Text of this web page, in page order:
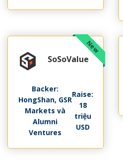
SoSoValue
Backer:
HongShan, GSR
Markets và
Alumni
Ventures
Raise:
18
triệu
USD